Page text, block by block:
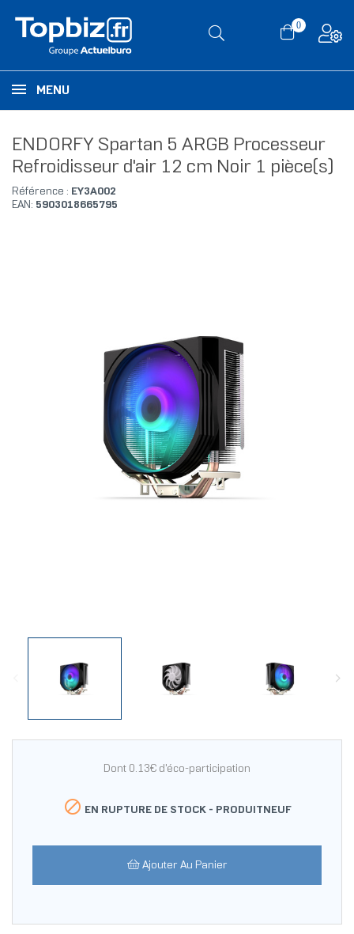
0
MENU
ENDORFY Spartan 5 ARGB Processeur
Refroidisseur d'air 12 cm Noir 1 pièce(s)
Référence : EY3A002
EAN: 5903018665795
Dont 0.13€ d'éco-participation
 EN RUPTURE DE STOCK - PRODUITNEUF
Ajouter Au Panier